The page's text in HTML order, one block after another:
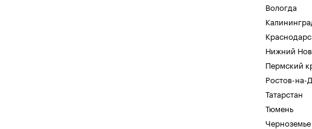
Вологда
Нижний
Пермский
Ростов-на-
Татарстан
Тюмень
Черноземье